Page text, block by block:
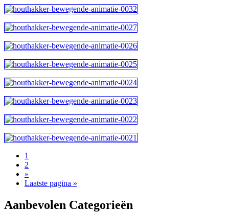
1
2
»
Laatste pagina »
Aanbevolen Categorieën